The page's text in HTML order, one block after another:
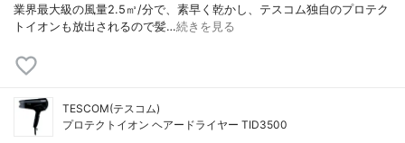
業界最大級の風量2.5㎥/分で、素早く乾かし、テスコム独自のプロテク
トイオンも放出されるので髪…続きを見る
TESCOM(テスコム)
プロテクトイオン ヘアードライヤー TID3500